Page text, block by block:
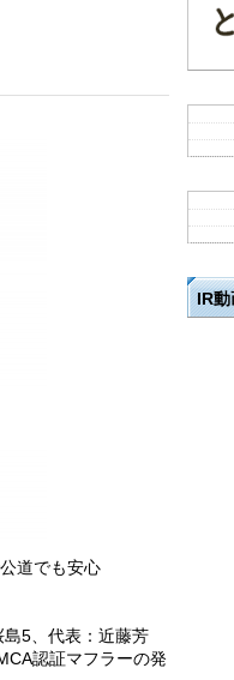
道でも安心
5、代表：近藤芳
認証マフラーの発
IR動